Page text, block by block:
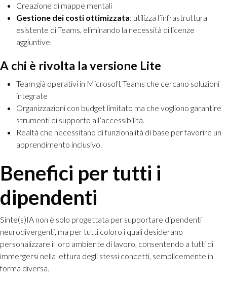
Creazione di mappe mentali
Gestione dei costi ottimizzata: utilizza l’infrastruttura
esistente di Teams, eliminando la necessità di licenze
aggiuntive.
A chi è rivolta la versione Lite
Team già operativi in Microsoft Teams che cercano soluzioni
integrate
Organizzazioni con budget limitato ma che vogliono garantire
strumenti di supporto all’accessibilità.
Realtà che necessitano di funzionalità di base per favorire un
apprendimento inclusivo.
Benefici per tutti i
dipendenti
Sinte(s)IA non è solo progettata per supportare dipendenti
neurodivergenti, ma per tutti coloro i quali desiderano
personalizzare il loro ambiente di lavoro, consentendo a tutti di
immergersi nella lettura degli stessi concetti, semplicemente in
forma diversa.